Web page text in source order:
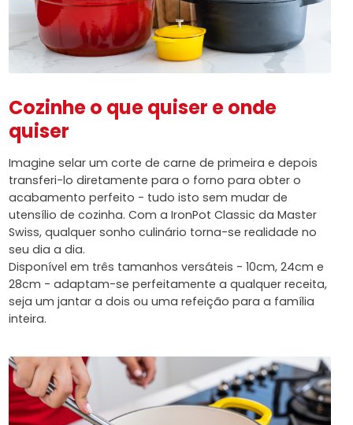
Cozinhe o que quiser e onde
quiser
Imagine selar um corte de carne de primeira e depois
transferi-lo diretamente para o forno para obter o
acabamento perfeito - tudo isto sem mudar de
utensílio de cozinha. Com a IronPot Classic da Master
Swiss, qualquer sonho culinário torna-se realidade no
seu dia a dia.
Disponível em três tamanhos versáteis - 10cm, 24cm e
28cm - adaptam-se perfeitamente a qualquer receita,
seja um jantar a dois ou uma refeição para a família
inteira.